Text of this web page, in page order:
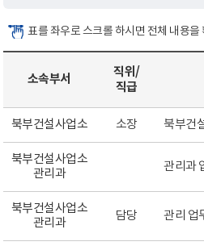
표를 좌우로 스크롤 하시면 전체 내용을
소속부서
직위/
직급
북부건설사업소 소장 북부건
북부건설사업소
관리과
관리과
북부건설사업소
관리과
담당 관리 업